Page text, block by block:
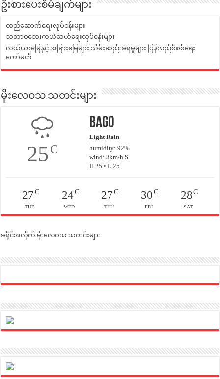
ဦးစားပေးစီမံချက်များ
တည်ဆောက်ရေးလုပ်ငန်းများ
သဘာဝဘေးကယ်ဆယ်ရေးလုပ်ငန်းများ
လယ်ယာမြေနှင့် အခြားမြေများ သိမ်းဆည်းခံရမှုများ ပြန်လည်စီစစ်ရေး
ကော်မတီ
မိုးလေဝသ သတင်းများ
25C
Bago
Light Rain
humidity: 92%
wind: 3km/h S
H 25 • L 25
27C
TUE
24C
WED
27 C
THU
30C
FRI
28C
SAT
ခရိုင်အလိုက် မိုးလေဝသ သတင်းများ